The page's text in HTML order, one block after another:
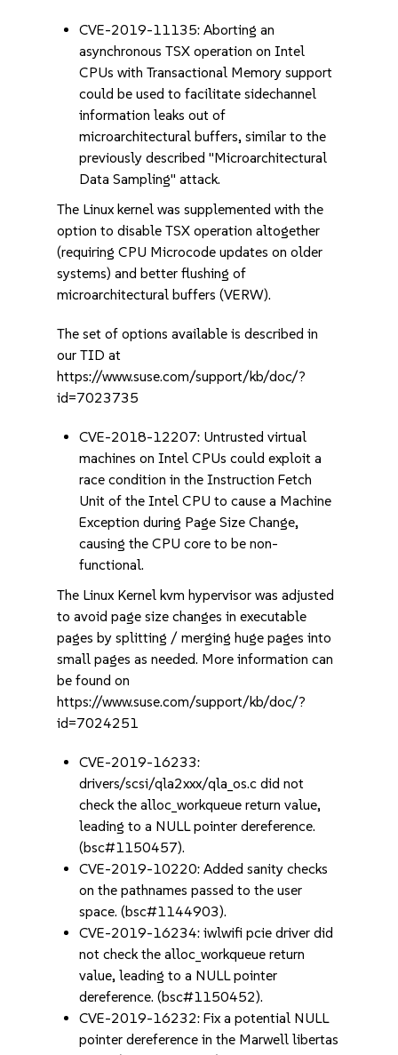
CVE-2019-11135: Aborting an
asynchronous TSX operation on Intel
CPUs with Transactional Memory support
could be used to facilitate sidechannel
information leaks out of
microarchitectural buffers, similar to the
previously described "Microarchitectural
Data Sampling" attack.
The Linux kernel was supplemented with the
option to disable TSX operation altogether
(requiring CPU Microcode updates on older
systems) and better flushing of
microarchitectural buffers (VERW).
The set of options available is described in
our TID at
https://www.suse.com/support/kb/doc/?
id=7023735
CVE-2018-12207: Untrusted virtual
machines on Intel CPUs could exploit a
race condition in the Instruction Fetch
Unit of the Intel CPU to cause a Machine
Exception during Page Size Change,
causing the CPU core to be non-
functional.
The Linux Kernel kvm hypervisor was adjusted
to avoid page size changes in executable
pages by splitting / merging huge pages into
small pages as needed. More information can
be found on
https://www.suse.com/support/kb/doc/?
id=7024251
CVE-2019-16233:
drivers/scsi/qla2xxx/qla_os.c did not
check the alloc_workqueue return value,
leading to a NULL pointer dereference.
(bsc#1150457).
CVE-2019-10220: Added sanity checks
on the pathnames passed to the user
space. (bsc#1144903).
CVE-2019-16234: iwlwifi pcie driver did
not check the alloc_workqueue return
value, leading to a NULL pointer
dereference. (bsc#1150452).
CVE-2019-16232: Fix a potential NULL
pointer dereference in the Marwell libertas